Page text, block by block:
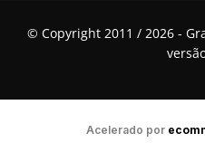
© Copyright 2011 / 2026 -
Acelerado por